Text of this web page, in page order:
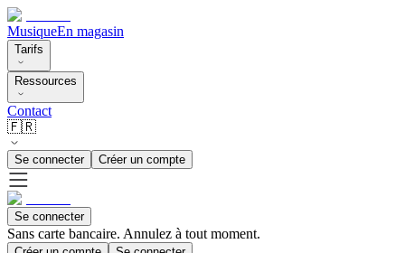
MusiqueEn magasin
Tarifs
Ressources
Contact
🇫🇷
Se connecter Créer un compte
Se connecter
Sans carte bancaire. Annulez à tout moment.